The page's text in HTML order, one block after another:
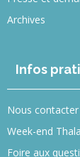
Archives
Infos
Nous contacter
Week-end
Foire aux